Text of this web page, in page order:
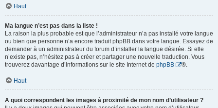
Haut
Ma langue n’est pas dans la liste !
La raison la plus probable est que l’administrateur n’a pas installé votre langue
ou bien que personne n’a encore traduit phpBB dans votre langue. Essayez de
demander à un administrateur du forum d’installer la langue désirée. Si elle
n’existe pas, n’hésitez pas à créer et partager une nouvelle traduction. Vous
trouverez davantage d’informations sur le site Internet de phpBB ®.
Haut
A quoi correspondent les images à proximité de mon nom d’utilisateur ?